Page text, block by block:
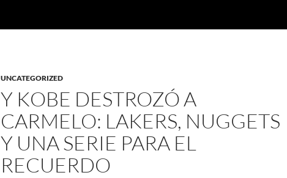
UNCATEGORIZED
Y KOBE DESTROZÓ A
CARMELO: LAKERS, NUGGETS
Y UNA SERIE PARA EL
RECUERDO